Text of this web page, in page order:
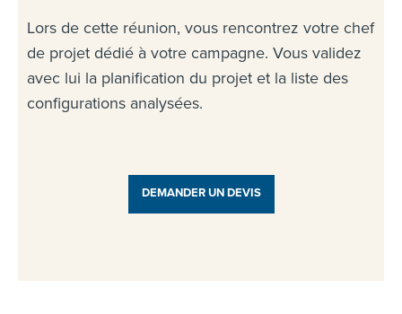
Lors de cette réunion, vous rencontrez votre chef
de projet dédié à votre campagne. Vous validez
avec lui la planification du projet et la liste des
configurations analysées.
DEMANDER UN DEVIS